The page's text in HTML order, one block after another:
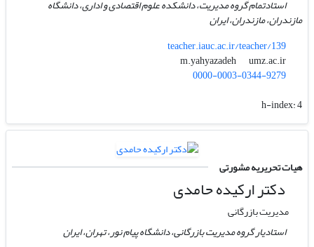
استادتمام گروه مدیریت، دانشکده علوم اقتصادی و اداری، دانشگاه
مازندران، مازندران، ایران
teacher.iauc.ac.ir/teacher/139
m.yahyazadeh
umz.ac.ir
0000-0003-0344-9279
h-index:4
هیات تحریریه مشورتی
دکتر ارکیده حامدی
مدیریت بازرگانی
استادیار گروه مدیریت بازرگانی، دانشگاه پیام نور، تهران، ایران